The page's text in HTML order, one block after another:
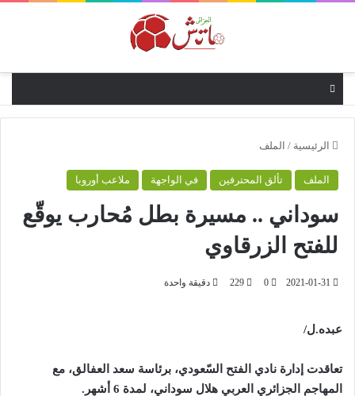
الرئيسية / الملف
الملف تألق المحترفين في الواجهة ملاعب أوروبا
سوداني .. مسيرة بطل مُحارب يوقّع
للفتح الزرقاوي
2021-01-31
0
229 دقيقة واحدة
عبده.ل/
تعاقدت إدارة نادي الفتح السّعودي، برئاسة سعد العفالق، مع
المهاجم الجزائري العربي هلال سوداني، لمدة 6 أشهر.